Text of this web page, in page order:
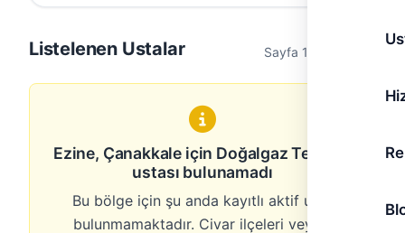
Listelenen Ustalar Sayfa 1 / 1 (0 usta)
Ezine, Çanakkale için Doğalgaz Tesisatı
ustası bulunamadı
Bu bölge için şu anda kayıtlı aktif usta
bulunmamaktadır. Civar ilçeleri veya il